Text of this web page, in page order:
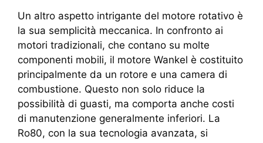
Un altro aspetto intrigante del motore rotativo è
la sua semplicità meccanica. In confronto ai
motori tradizionali, che contano su molte
componenti mobili, il motore Wankel è costituito
principalmente da un rotore e una camera di
combustione. Questo non solo riduce la
possibilità di guasti, ma comporta anche costi
di manutenzione generalmente inferiori. La
Ro80, con la sua tecnologia avanzata, si